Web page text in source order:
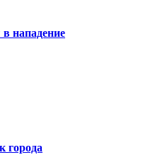
нападение
города